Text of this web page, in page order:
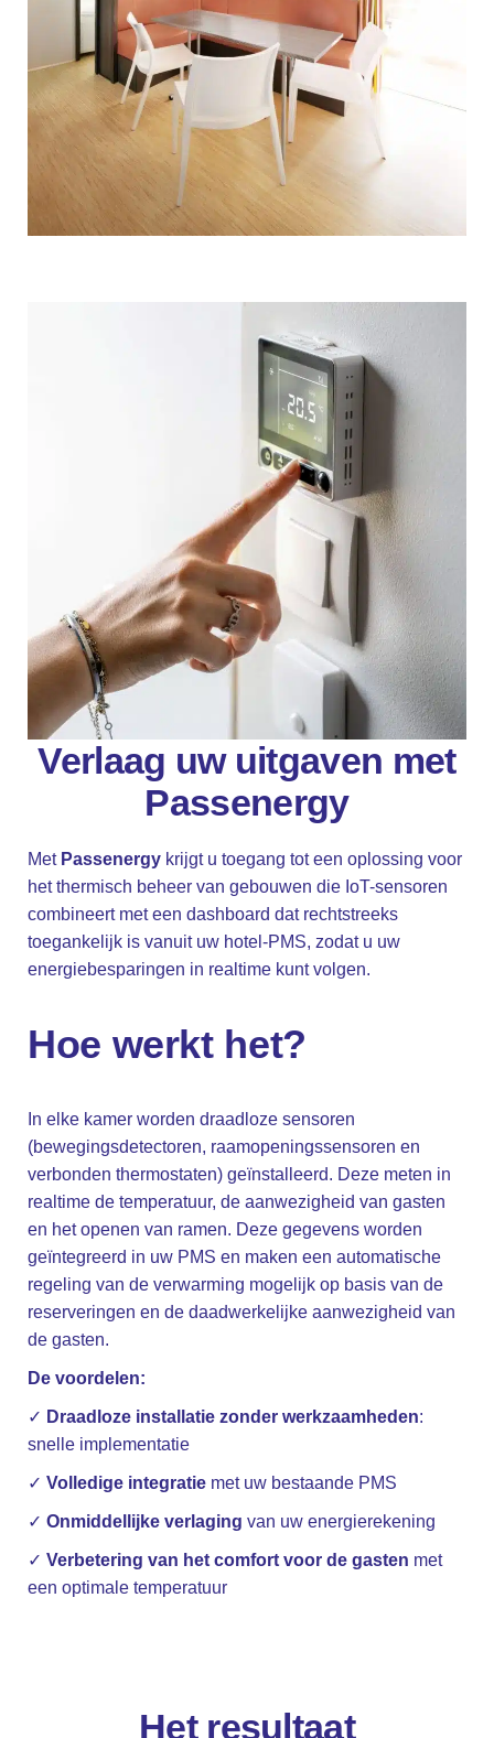
Verlaag uw uitgaven met
Passenergy
Met Passenergy krijgt u toegang tot een oplossing voor
het thermisch beheer van gebouwen die IoT-sensoren
combineert met een dashboard dat rechtstreeks
toegankelijk is vanuit uw hotel-PMS, zodat u uw
energiebesparingen in realtime kunt volgen.
Hoe werkt het?
In elke kamer worden draadloze sensoren
(bewegingsdetectoren, raamopeningssensoren en
verbonden thermostaten) geïnstalleerd. Deze meten in
realtime de temperatuur, de aanwezigheid van gasten
en het openen van ramen. Deze gegevens worden
geïntegreerd in uw PMS en maken een automatische
regeling van de verwarming mogelijk op basis van de
reserveringen en de daadwerkelijke aanwezigheid van
de gasten.
De voordelen:
✓ Draadloze installatie zonder werkzaamheden:
snelle implementatie
✓ Volledige integratie met uw bestaande PMS
✓ Onmiddellijke verlaging van uw energierekening
✓ Verbetering van het comfort voor de gasten met
een optimale temperatuur
Het resultaat